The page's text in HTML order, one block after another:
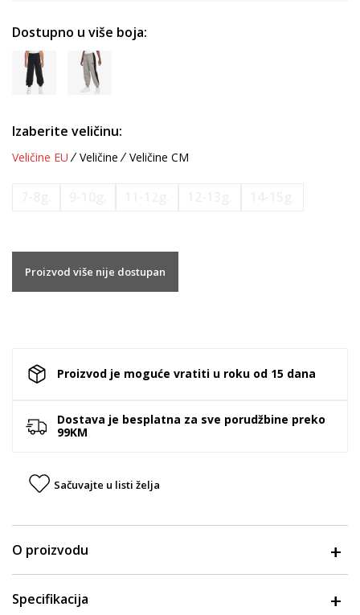
Dostupno u više boja:
Izaberite veličinu:
Veličine EU Veličine Veličine CM
Proizvod više nije dostupan
Proizvod je moguće vratiti u roku od 15 dana
Dostava je besplatna za sve porudžbine preko
99KM
Sačuvajte u listi želja
O proizvodu
Specifikacija